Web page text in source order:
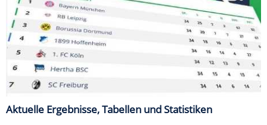
Aktuelle Ergebnisse, Tabellen und Statistiken